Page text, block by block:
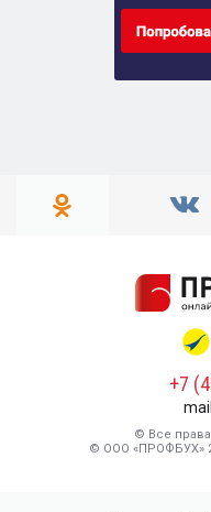
+7
© Все
© ООО «ПРОФБУХ»